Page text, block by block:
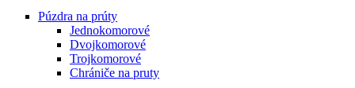
Púzdra na prúty
Jednokomorové
Dvojkomorové
Trojkomorové
Chrániče na pruty